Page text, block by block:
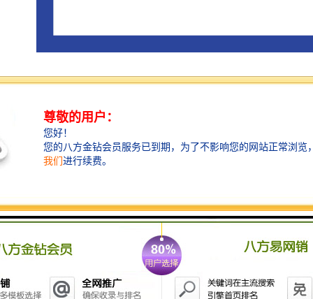
马来西亚地处东南亚中/心位置，连接海上东盟和陆上东
贸易稳定发展。